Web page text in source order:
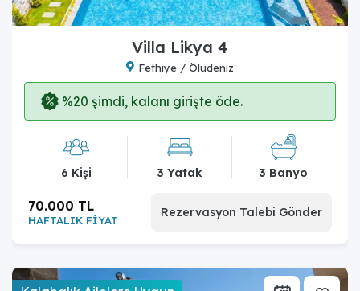
Villa Likya 4
Fethiye / Ölüdeniz
%20 şimdi, kalanı girişte öde.
6 Kişi 3 Yatak 3 Banyo
HAFTALIK FİYAT
70.000 TL Rezervasyon Talebi Gönder